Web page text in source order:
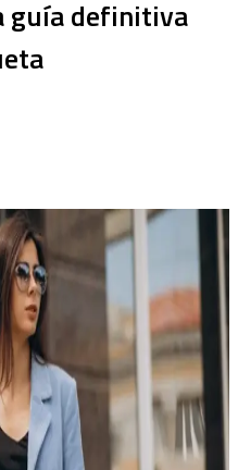
guía definitiva